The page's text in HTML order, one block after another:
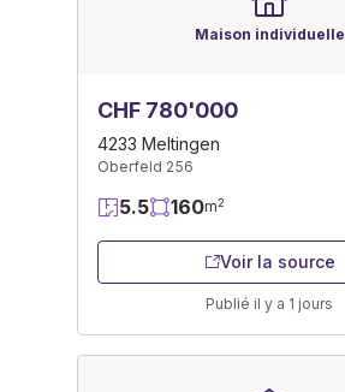
Maison individuelle
CHF 780'000
4233 Meltingen
Oberfeld 256
5.5 160m2
Voir la source
Publié il y a 1 jours